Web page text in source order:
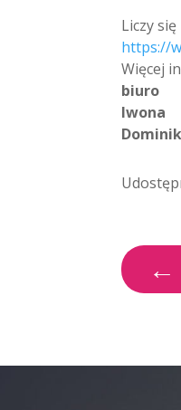
Liczy
https://
Więcej
←